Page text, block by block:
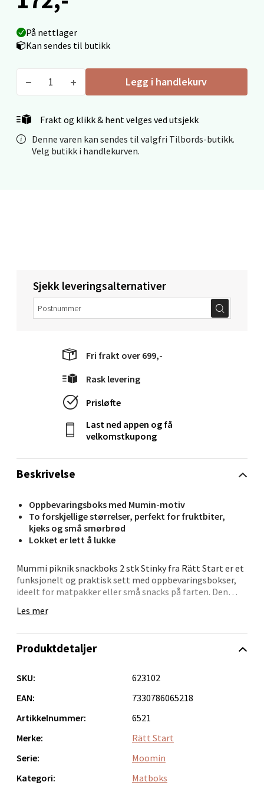
På nettlager
Kan sendes til butikk
Legg i handlekurv
Frakt og klikk & hent velges ved utsjekk
Denne varen kan sendes til valgfri Tilbords-butikk.
Velg butikk i handlekurven.
Beskrivelse
Oppbevaringsboks med Mumin-motiv
To forskjellige størrelser, perfekt for fruktbiter,
kjeks og små smørbrød
Lokket er lett å lukke
Mummi piknik snackboks 2 stk Stinky fra Rätt Start er et
funksjonelt og praktisk sett med oppbevaringsbokser,
ideelt for matpakker eller små snacks på farten. Den
kapasitet på 450 ml.
som gjør dem perfekte for daglig bruk. Boksene er
oppvaskmaskin, men ikke mikrobølgeovn.
En ideell løsning for skole, barnehage eller turer, og kan
serie.
Les mer
Sjekk leveringsalternativer
Fri frakt over 699,-
Rask levering
Prisløfte
Last ned appen og få
velkomstkupong
Produktdetaljer
SKU:
623102
EAN:
7330786065218
Artikkelnummer:
6521
Merke:
Rätt Start
Serie:
Moomin
Kategori:
Matboks
Mo i Rana - Thon Senter Mo i Rana
Fridtjof Nansensgate 22, 8622 Mo i Rana
0 i butikk
Molde - Moldetorget
Torget 1, 6413 Molde
Åpent i dag 10-20
0 i butikk
Narvik - Thon Senter Malmporten
Bolagsgata 1, 8514 Narvik
Åpent i dag 10-20
0 i butikk
Velg
Folke Bernadottes vei 52, 5147 Fyllingsdalen
Oppdal - Aunasenteret